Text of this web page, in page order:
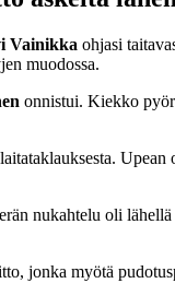
Vainikka ohjasi
muodossa.
onnistui. Kiekko
nukahtelu oli
jonka myötä